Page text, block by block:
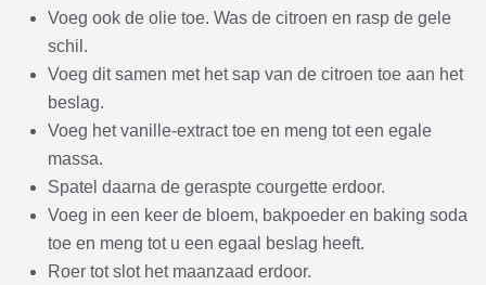
Voeg ook de olie toe. Was de citroen en rasp de gele
schil.
Voeg dit samen met het sap van de citroen toe aan het
beslag.
Voeg het vanille-extract toe en meng tot een egale
massa.
Spatel daarna de geraspte courgette erdoor.
Voeg in een keer de bloem, bakpoeder en baking soda
toe en meng tot u een egaal beslag heeft.
Roer tot slot het maanzaad erdoor.